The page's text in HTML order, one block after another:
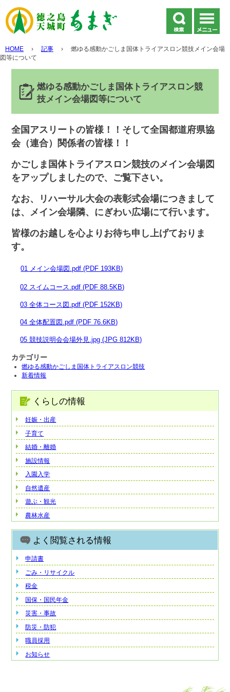
HOME › 記事 ›
燃ゆる感動かごしま国体トライアスロン競技メイン会場
図等について
燃ゆる感動かごしま国体トライアスロン競
技メイン会場図等について
全国アスリートの皆様！！そして全国都道府県協
会（連合）関係者の皆様！！
かごしま国体トライアスロン競技のメイン会場図
をアップしましたので、ご覧下さい。
なお、リハーサル大会の表彰式会場につきまして
は、メイン会場隣、にぎわい広場にて行います。
皆様のお越しを心よりお待ち申し上げておりま
す。
01 メイン会場図.pdf (PDF 193KB)
02 スイムコース.pdf (PDF 88.5KB)
03 全体コース図.pdf (PDF 152KB)
04 全体配置図.pdf (PDF 76.6KB)
05 競技説明会会場外見.jpg (JPG 812KB)
カテゴリー
燃ゆる感動かごしま国体トライアスロン競技
新着情報
くらしの情報
妊娠・出産
子育て
結婚・離婚
施設情報
入園入学
自然遺産
遊ぶ・観光
農林水産
よく閲覧される情報
申請書
ごみ・リサイクル
税金
国保・国民年金
災害・事故
防災・防犯
職員採用
お知らせ